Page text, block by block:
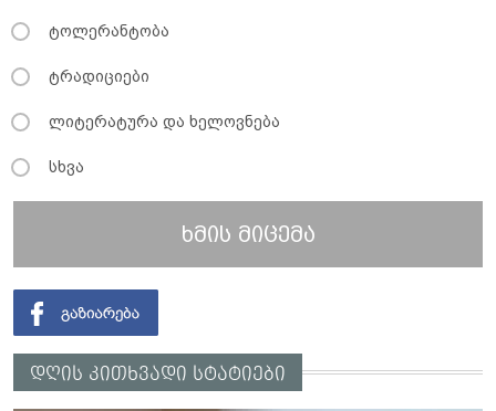
ტოლერანტობა
ტრადიციები
ლიტერატურა და ხელოვნება
სხვა
ხმის მიცემა
დღის კითხვადი სტატიები